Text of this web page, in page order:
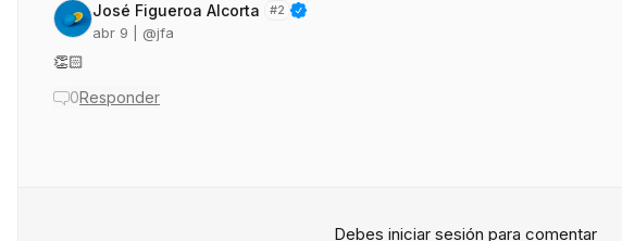
José Figueroa Alcorta #2
abr 9 | @jfa
👏🏻
0Responder
Debes iniciar sesión para comentar